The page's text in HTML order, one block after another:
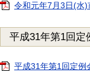
令和元年7月3日(水
平成31年第1回定
平成31年第1回定